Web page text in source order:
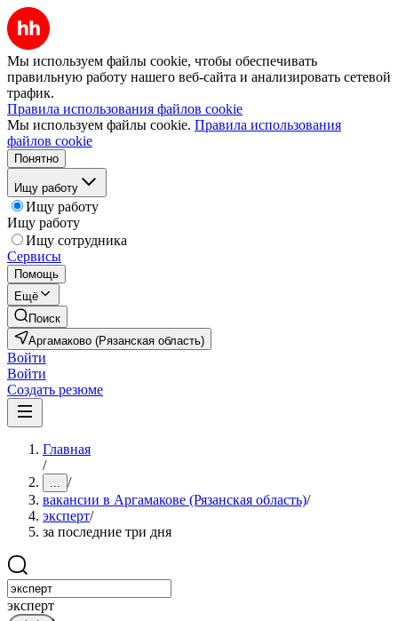
Мы используем файлы cookie, чтобы обеспечивать
правильную работу нашего веб-сайта и анализировать сетевой
трафик.
Правила использования файлов cookie
Мы используем файлы cookie. Правила использования
файлов cookie
Понятно
Ищу работу
Ищу работу
Ищу работу
Ищу сотрудника
Сервисы
Помощь
Ещё
Поиск
Аргамаково (Рязанская область)
Войти
Войти
Создать резюме
Главная
/
... /
вакансии в Аргамакове (Рязанская область)/
эксперт/
за последние три дня
эксперт